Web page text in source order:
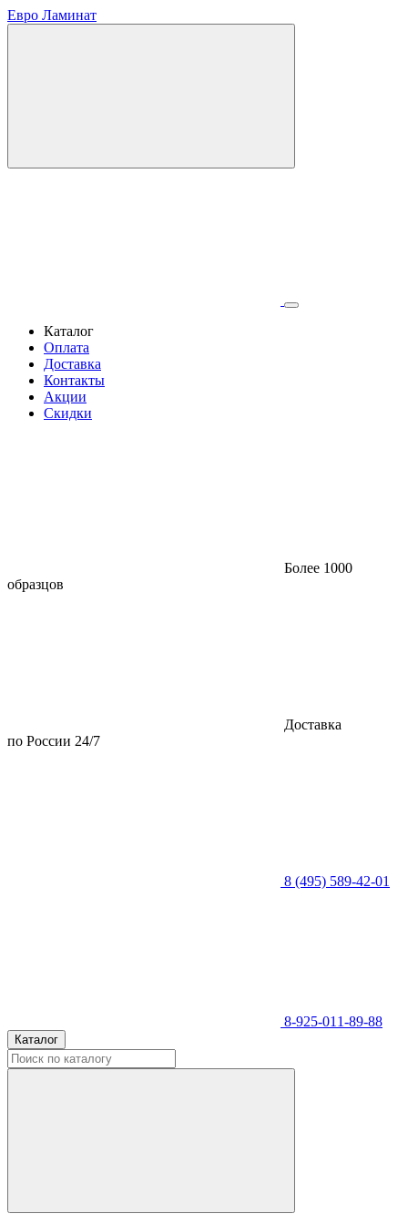
Евро Ламинат
Каталог
Оплата
Доставка
Контакты
Акции
Скидки
Более 1000
образцов
Доставка
по России 24/7
8 (495) 589-42-01
8-925-011-89-88
Каталог